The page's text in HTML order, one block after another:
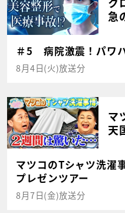
急
＃5 病院激震！パワ
8月4日(火)放送分
マ
天
マツコのTシャツ洗濯
プレゼンツアー
8月7日(金)放送分